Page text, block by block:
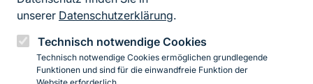
unserer Datenschutzerklärung.
Technisch notwendige Cookies
Technisch notwendige Cookies ermöglichen grundlegende
Funktionen und sind für die einwandfreie Funktion der
Erklärung zur Barrierefreiheit
Impressum
Datenschutz